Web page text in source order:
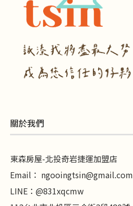
關於我們
東森房屋-北投奇岩捷運加盟店
Email： ngooingtsin@gmail.com
LINE ： @831xqcmw